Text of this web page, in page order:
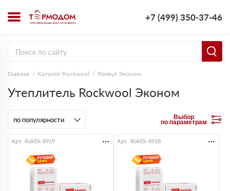
+7 (499) 350-37-46
Главная Каталог Rockwool Роквул Эконом
Утеплитель Rockwool Эконом
Выбор
по параметрам
Арт. RokEk-8919 Арт. RokEk-8918